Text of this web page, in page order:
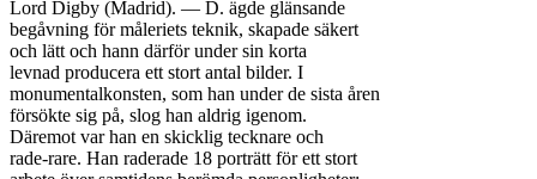
Lord Digby (Madrid). — D. ägde glänsande
begåvning för måleriets teknik, skapade säkert
och lätt och hann därför under sin korta
levnad producera ett stort antal bilder. I
monumentalkonsten, som han under de sista åren
försökte sig på, slog han aldrig igenom.
Däremot var han en skicklig tecknare och
rade-rare. Han raderade 18 porträtt för ett stort